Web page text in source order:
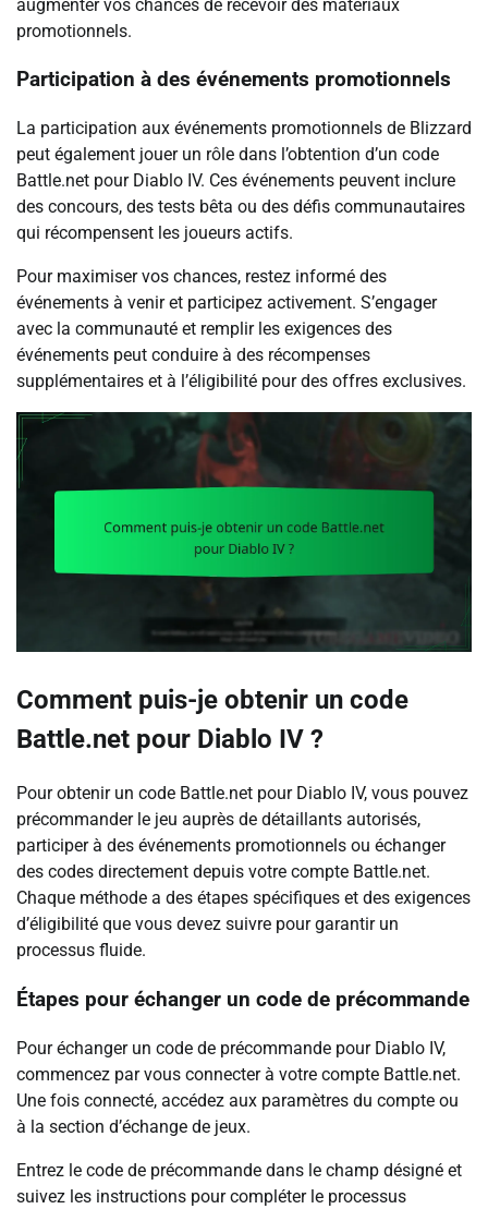
augmenter vos chances de recevoir des matériaux
promotionnels.
Participation à des événements promotionnels
La participation aux événements promotionnels de Blizzard
peut également jouer un rôle dans l’obtention d’un code
Battle.net pour Diablo IV. Ces événements peuvent inclure
des concours, des tests bêta ou des défis communautaires
qui récompensent les joueurs actifs.
Pour maximiser vos chances, restez informé des
événements à venir et participez activement. S’engager
avec la communauté et remplir les exigences des
événements peut conduire à des récompenses
supplémentaires et à l’éligibilité pour des offres exclusives.
Comment puis-je obtenir un code
Battle.net pour Diablo IV ?
Pour obtenir un code Battle.net pour Diablo IV, vous pouvez
précommander le jeu auprès de détaillants autorisés,
participer à des événements promotionnels ou échanger
des codes directement depuis votre compte Battle.net.
Chaque méthode a des étapes spécifiques et des exigences
d’éligibilité que vous devez suivre pour garantir un
processus fluide.
Étapes pour échanger un code de précommande
Pour échanger un code de précommande pour Diablo IV,
commencez par vous connecter à votre compte Battle.net.
Une fois connecté, accédez aux paramètres du compte ou
à la section d’échange de jeux.
Entrez le code de précommande dans le champ désigné et
suivez les instructions pour compléter le processus